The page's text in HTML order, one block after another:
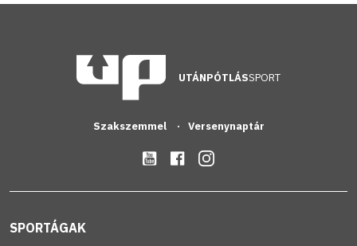
UTÁNPÓTLÁSSPORT
Szakszemmel Versenynaptár
SPORTÁGAK